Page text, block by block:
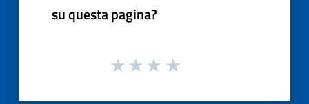
su questa pagina?